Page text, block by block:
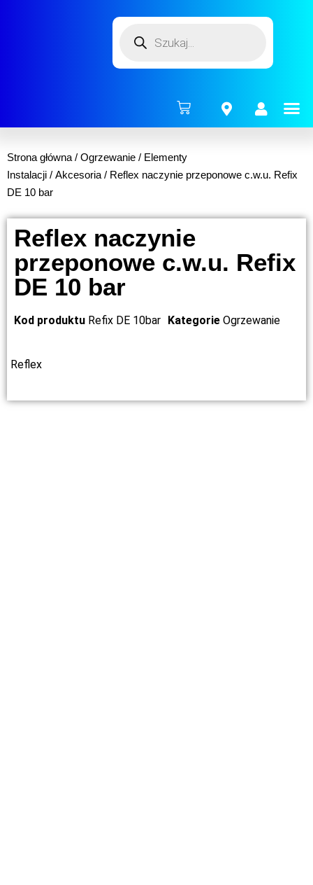
Strona główna / Ogrzewanie / Elementy
Instalacji / Akcesoria / Reflex naczynie przeponowe c.w.u. Refix
DE 10 bar
Reflex naczynie
przeponowe c.w.u. Refix
DE 10 bar
Kod produktu Refix DE 10bar Kategorie Ogrzewanie
Reflex